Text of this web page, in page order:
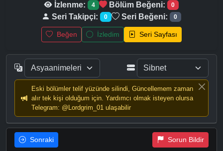
İzlenme:
4 Bölüm Beğeni: 0
Seri Takipçi: 0 Seri Beğeni: 0
Beğen İzledim Seri Sayfası
Eski bölümler telif yüzünde silindi, Güncellemem zaman
alır tek kişi olduğum için. Yardımcı olmak isteyen olursa
Telegram: @Lordgrim_01 ulaşabilir
Sonraki Sorun Bildir